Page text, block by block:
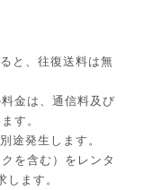
と、往復送料は無
金は、通信料及び
す。
途発生します。
を含む）をレンタ
ます。